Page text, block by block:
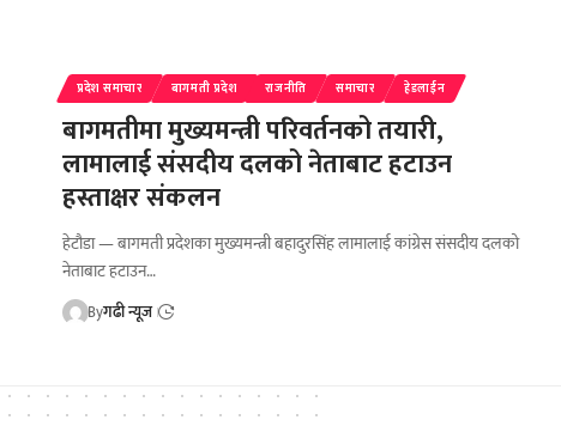
प्रदेश समाचार बागमती प्रदेश राजनीति समाचार हेडलाईन
बागमतीमा मुख्यमन्त्री परिवर्तनको तयारी,
लामालाई संसदीय दलको नेताबाट हटाउन
हस्ताक्षर संकलन
हेटौडा — बागमती प्रदेशका मुख्यमन्त्री बहादुरसिंह लामालाई कांग्रेस संसदीय दलको
नेताबाट हटाउन…
Byगढी न्यूज